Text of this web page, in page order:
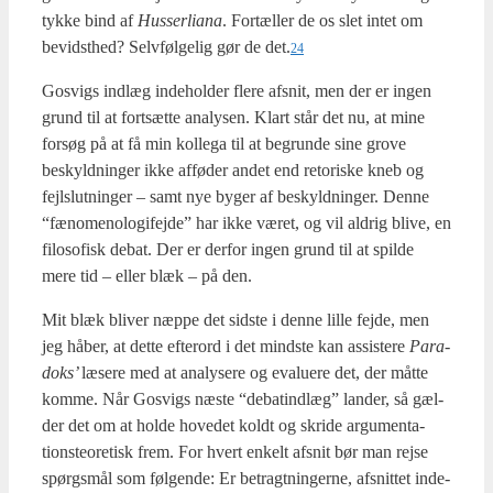
tyk­ke bind af Hus­ser­li­a­na. For­tæl­ler de os slet intet om
bevidst­hed? Selv­føl­ge­lig gør de det.24
Gosvigs ind­læg inde­hol­der fle­re afsnit, men der er ingen
grund til at fort­sæt­te ana­ly­sen. Klart står det nu, at mine
for­søg på at få min kol­le­ga til at begrun­de sine grove
beskyld­nin­ger ikke affø­der andet end reto­ri­ske kneb og
fejl­slut­nin­ger – samt nye byger af beskyld­nin­ger. Den­ne
“fæno­meno­lo­gi­fejde” har ikke været, og vil aldrig bli­ve, en
filo­so­fisk debat. Der er der­for ingen grund til at spil­de
mere tid – eller blæk – på den.
Mit blæk bli­ver næp­pe det sid­ste i den­ne lil­le fejde, men
jeg håber, at det­te efte­r­ord i det mind­ste kan assi­ste­re Para­
doks’læse­re med at ana­ly­se­re og eva­lu­e­re det, der måt­te
kom­me. Når Gosvigs næste “debat­ind­læg” lan­der, så gæl­
der det om at hol­de hove­d­et koldt og skri­de argu­men­ta­
tions­te­o­re­tisk frem. For hvert enkelt afsnit bør man rej­se
spørgs­mål som føl­gen­de: Er betragt­nin­ger­ne, afsnit­tet inde­